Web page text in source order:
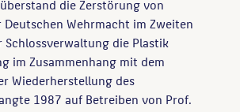
die Zerstörung von
Wehrmacht im Zweiten
die Plastik
im Zusammenhang mit dem
Wiederherstellung des
1987 auf Betreiben von Prof.